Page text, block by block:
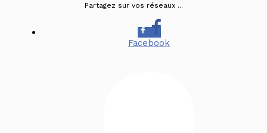
Partagez sur vos réseaux ...
Facebook